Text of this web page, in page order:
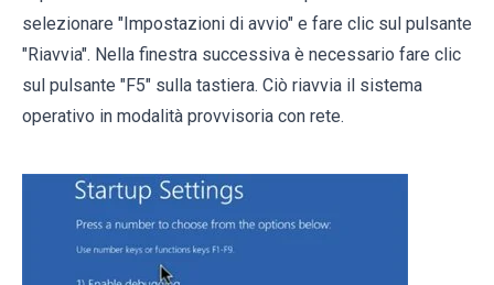
selezionare "Impostazioni di avvio" e fare clic sul pulsante
"Riavvia". Nella finestra successiva è necessario fare clic
sul pulsante "F5" sulla tastiera. Ciò riavvia il sistema
operativo in modalità provvisoria con rete.